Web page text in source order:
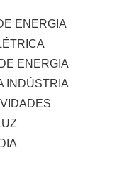
ENERGIA
ENERGIA
INDÚSTRIA